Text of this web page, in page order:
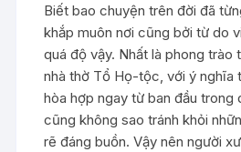
Biết bao chuyện trên đời đã
khắp muôn nơi cũng bởi từ do
quá độ vậy. Nhất là phong trào
nhà thờ Tổ Họ-tộc, với ý nghĩa
hòa hợp ngay từ ban đầu trong
cũng không sao tránh khỏi
rẽ đáng buồn. Vậy nên người